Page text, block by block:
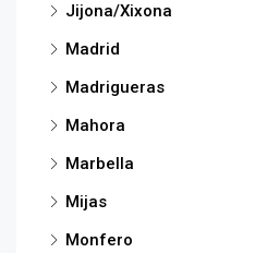
Jijona/Xixona
Madrid
Madrigueras
Mahora
Marbella
Mijas
Monfero